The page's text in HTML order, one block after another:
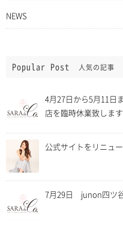
NEWS
Popular Post 人気の記事
4月27日から5月11日
店を臨時休業致します
公式サイトをリニュ
7月29日 junon四ツ